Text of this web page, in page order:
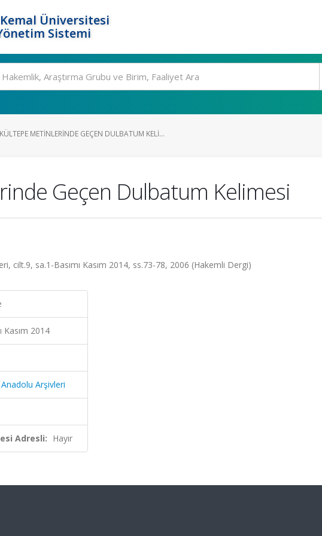
Üniversitesi
Sistemi
KÜLTEPE METINLERINDE GEÇEN DULBATUM KELI...
Geçen Dulbatum Kelimesi
cilt.9, sa.1-Basımı Kasım 2014, ss.73-78, 2006 (Hakemli Dergi)
Kasım 2014
Arşivleri
Adresli: Hayır